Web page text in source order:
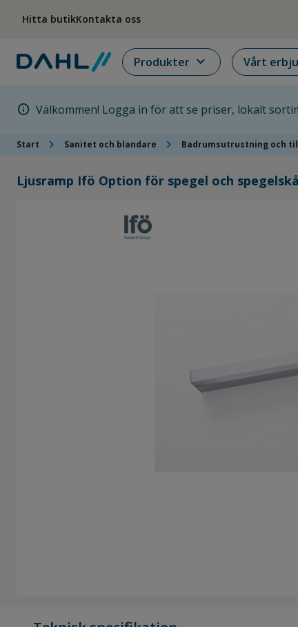
Hitta butikKontakta oss
Produkter expand_more Vårt
info Välkommen! Logga in för att se priser, lokalt
Start chevron_right Sanitet och blandare chevron_right Badrumsutrustning och
Ljusramp Ifö Option för spegel och